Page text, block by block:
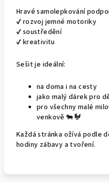
Hravé samolepkování
✔ rozvoj jemné motoriky
✔ soustředění
✔ kreativitu
Sešit je ideální:
na doma i na cesty
jako malý dárek pro
pro všechny malé
venkově 🐄🐓
Každá stránka ožívá podle
hodiny zábavy a tvoření.